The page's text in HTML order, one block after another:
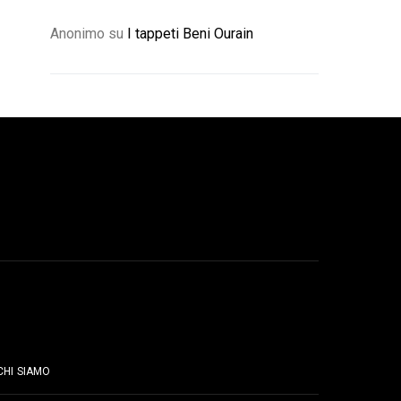
Anonimo su I tappeti Beni Ourain
SIAMO